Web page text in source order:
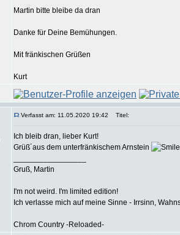
Martin bitte bleibe da dran
Danke für Deine Bemühungen.
Mit fränkischen Grüßen
Kurt
Verfasst am: 11.05.2020 19:42 Titel:
Ich bleib dran, lieber Kurt!
Grüß´aus dem unterfränkischem Arnstein
Gruß, Martin
I'm not weird. I'm limited edition!
Ich verlasse mich auf meine Sinne - Irrsinn,
Chrom Country -Reloaded-